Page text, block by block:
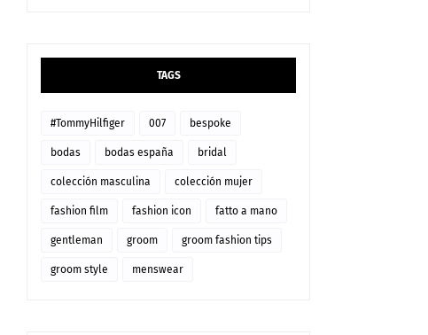
TAGS
#TommyHilfiger 007 bespoke
bodas bodas españa bridal
colección masculina colección mujer
fashion film fashion icon fatto a mano
gentleman groom groom fashion tips
groom style menswear